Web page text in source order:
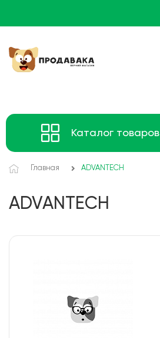
Каталог товаров
Главная ADVANTECH
ADVANTECH